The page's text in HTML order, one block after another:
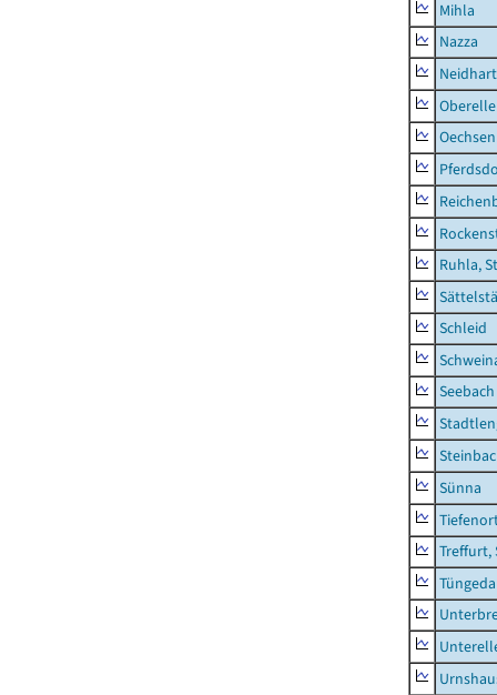
Mihla
Nazza
Oechsen
Ruhla,
Schleid
Seebach
Sünna
Treffurt,
Tüngeda